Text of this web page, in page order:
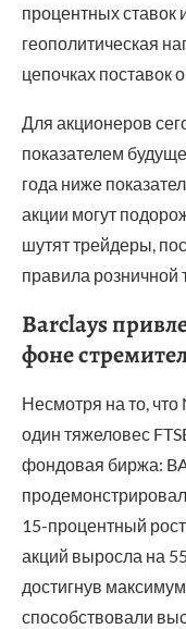
процентных
геополитическая
цепочках
Для акционеров
показателем
года ниже
акции могут
шутят трейдеры,
правила розничной
Barclays
фоне
Несмотря на то, что
один тяжеловес
фондовая биржа:
15-процентный
акций выросла на
достигнув
способствовали